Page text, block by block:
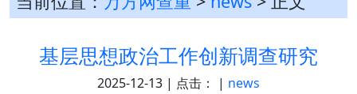
基层思想政治工作创新调查研究
2025-12-13 | 点击： | news